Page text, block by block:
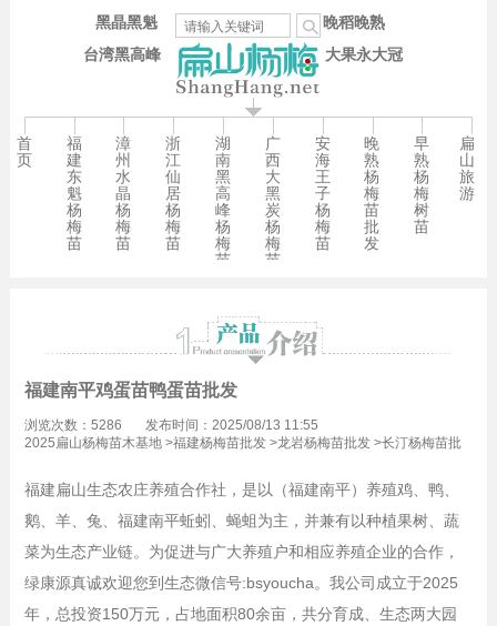
台湾黑高峰
晚稻晚熟
大果永大冠
黑晶黑魁
首
页
福
建
东
魁
杨
梅
苗
漳
州
水
晶
杨
梅
苗
浙
江
仙
居
杨
梅
苗
湖
南
黑
高
峰
杨
梅
苗
广
西
大
黑
炭
杨
梅
苗
安
海
王
子
杨
梅
苗
晚
熟
杨
梅
苗
批
发
早
熟
杨
梅
树
苗
扁
山
旅
游
福建南平鸡蛋苗鸭蛋苗批发
浏览次数：5286
发布时间：2025/08/13 11:55
2025扁山杨梅苗木基地>福建杨梅苗批发>龙岩杨梅苗批发>长汀杨梅苗批
福建扁山生态农庄养殖合作社，是以（福建南平）养殖鸡、鸭、
鹅、羊、兔、福建南平蚯蚓、蝇蛆为主，并兼有以种植果树、蔬
菜为生态产业链。为促进与广大养殖户和相应养殖企业的合作，
绿康源真诚欢迎您到生态微信号:bsyoucha。我公司成立于2025
年，总投资150万元，占地面积80余亩，共分育成、生态两大园